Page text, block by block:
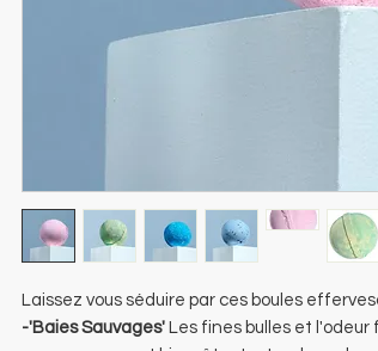
Laissez vous séduire par ces boules
-'Baies Sauvages' Les fines bulles et